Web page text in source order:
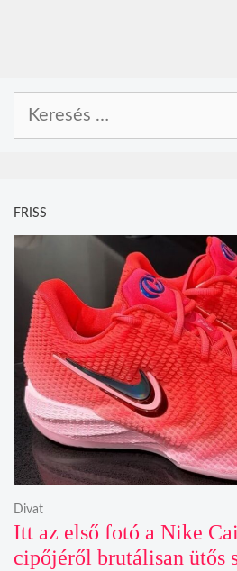
FRISS
Itt az első fotó a Nike
cipőjéről brutálisan ütős
Divat